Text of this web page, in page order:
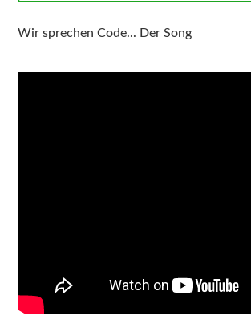
Wir sprechen Code... Der Song